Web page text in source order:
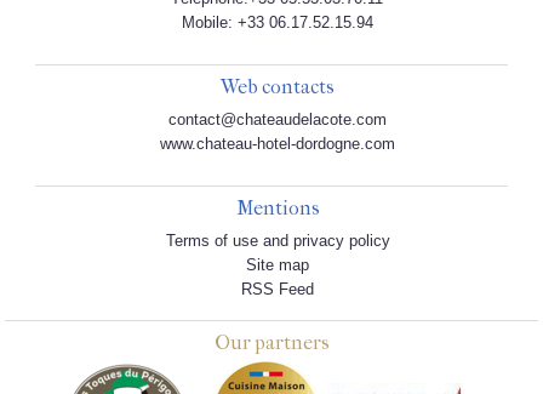
Mobile: +33 06.17.52.15.94
Web contacts
contact@chateaudelacote.com
www.chateau-hotel-dordogne.com
Mentions
Terms of use and privacy policy
Site map
RSS Feed
Our partners